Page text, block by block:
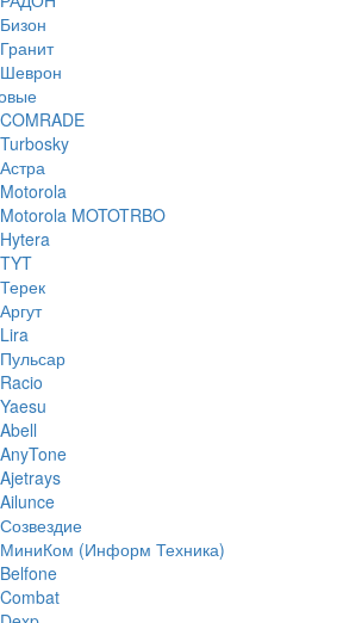
Бизон
Гранит
Шеврон
COMRADE
Turbosky
Астра
Motorola
Motorola MOTOTRBO
Hytera
TYT
Терек
Аргут
Lira
Пульсар
Racio
Yaesu
Abell
AnyTone
Ajetrays
Ailunce
Созвездие
МиниКом (Информ Техника)
Belfone
Combat